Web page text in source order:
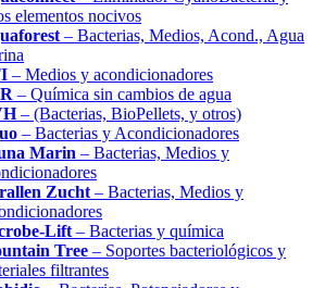
elementos nocivos
– Bacterias, Medios, Acond., Agua
– Medios y acondicionadores
– Química sin cambios de agua
– (Bacterias, BioPellets, y otros)
– Bacterias y Acondicionadores
Marin – Bacterias, Medios y
Zucht – Bacterias, Medios y
Lift – Bacterias y química
Tree – Soportes bacteriológicos y
filtrantes